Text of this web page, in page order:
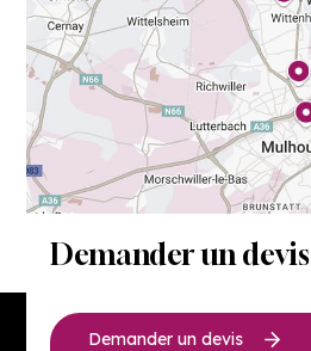
Demander un devis
Demander un devis